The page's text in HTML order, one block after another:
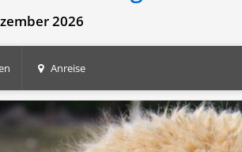
2026
Anreise